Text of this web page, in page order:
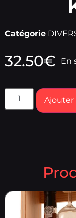
Catégorie
32.50€ En
Ajouter